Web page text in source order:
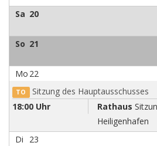
Sa 20
So 21
Mo 22
TO Sitzung des Hauptausschusses
18:00 Uhr
Rathaus
Heiligenhafen
Di
23